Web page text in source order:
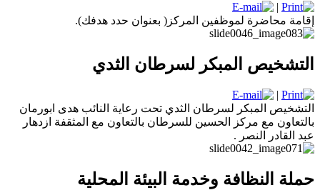
|
إقامة محاضرة لموظفين المركز( بعنوان حدد هدفك).
التشخيص المبكر لسرطان الثدي
|
التشخيص المبكر لسرطان الثدي تحت رعاية النائب هدى ابورمان
بالتعاون مع مركز الحسين للسرطان بالتعاون مع المثقفة ازدهار
عبد القادر النصر .
حملة النظافة وخدمة البيئة المحلية